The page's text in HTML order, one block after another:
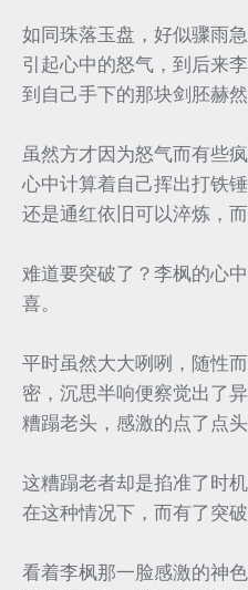
如同珠落玉盘，好似骤雨
引起心中的怒气，到后来
到自己手下的那块剑胚赫然
虽然方才因为怒气而有些
心中计算着自己挥出打铁
还是通红依旧可以淬炼，
难道要突破了？李枫的心
喜。
平时虽然大大咧咧，随性
密，沉思半响便察觉出了
糟蹋老头，感激的点了点头
这糟蹋老者却是掐准了时
在这种情况下，而有了突
看着李枫那一脸感激的神